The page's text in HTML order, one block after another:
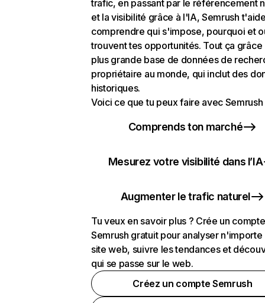
trafic, en passant par le référencement
et la visibilité grâce à l'IA, Semrush
comprendre qui s'impose, pourquoi et
trouvent tes opportunités. Tout ça grâce
plus grande base de données de
propriétaire au monde, qui inclut des
historiques.
Voici ce que tu peux faire avec Semrush
Comprends ton marché
Mesurez votre visibilité dans l’IA
Augmenter le trafic naturel
Tu veux en savoir plus ? Crée un compte
Semrush gratuit pour analyser n'importe
site web, suivre les tendances et
qui se passe sur le web.
Créez un compte Semrush